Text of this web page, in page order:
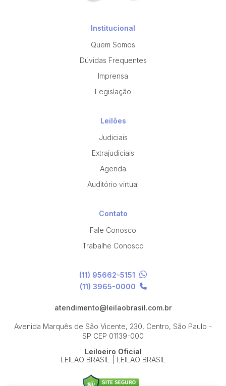
Institucional
Quem Somos
Dúvidas Frequentes
Imprensa
Legislação
Leilões
Judiciais
Extrajudiciais
Agenda
Auditório virtual
Contato
Fale Conosco
Trabalhe Conosco
(11) 95662-5151
(11) 3965-0000
atendimento@leilaobrasil.com.br
Avenida Marquês de São Vicente, 230, Centro, São Paulo -
SP CEP 01139-000
Leiloeiro Oficial
LEILÃO BRASIL | LEILÃO BRASIL